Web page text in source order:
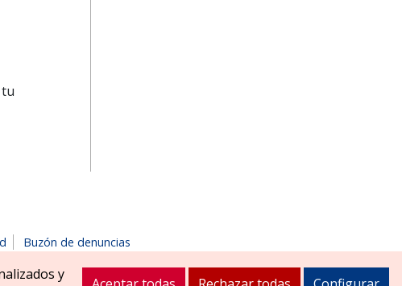
Buzón de denuncias
181900 ayuntamiento@zizurmayor.es
y